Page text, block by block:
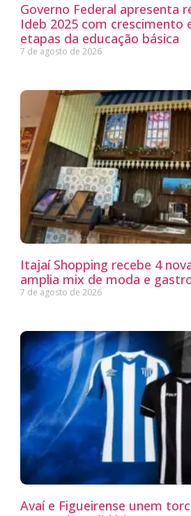
Governo Federal apresenta
Ideb 2025 com crescimento
etapas da educação básica
7 de agosto de 2026
Itajaí Shopping recebe 4
amplia mix de moda e
7 de agosto de 2026
Avaí e Figueirense unem